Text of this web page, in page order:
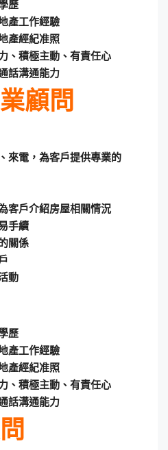
歷
產工作經驗
產經紀准照
、積極主動、有責任心
話溝通能力
顧問
來電，為客戶提供專業的
客戶介紹房屋相關情況
手續
關係
動
歷
產工作經驗
產經紀准照
、積極主動、有責任心
話溝通能力